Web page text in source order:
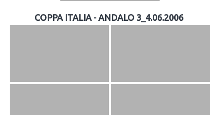
COPPA ITALIA - ANDALO 3_4.06.2006